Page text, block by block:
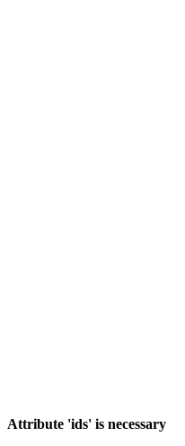
Attribute 'ids' is necessary